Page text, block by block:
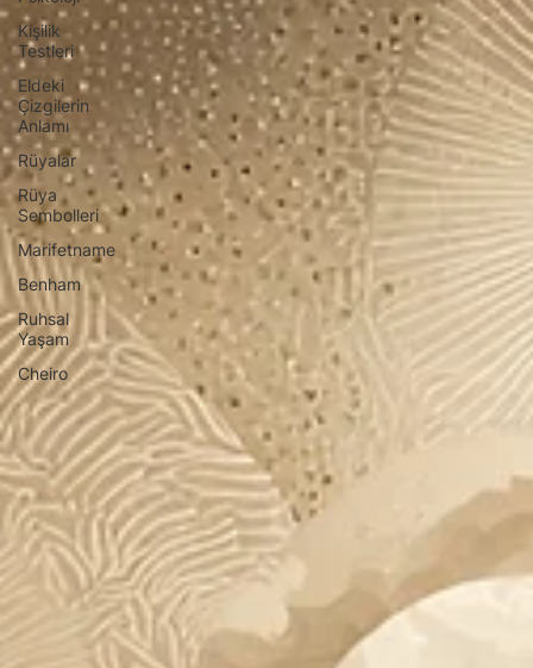
Kişilik
Testleri
Eldeki
Çizgilerin
Anlamı
Rüyalar
Rüya
Sembolleri
Marifetname
Benham
Ruhsal
Yaşam
Cheiro